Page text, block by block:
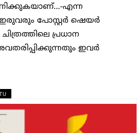
എന്ന
ഇരുവരും പോസ്റ്റര്‍ ഷെയര്‍
പ്രധാന
ഇവര്‍